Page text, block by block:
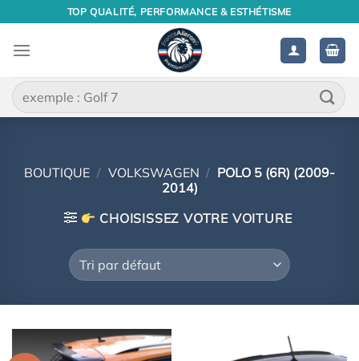
contenu
TOP QUALITÉ, PERFORMANCE & ESTHÉTISME
Recherche
pour :
BOUTIQUE / VOLKSWAGEN / POLO 5 (6R) (2009-
2014)
CHOISISSEZ VOTRE VOITURE